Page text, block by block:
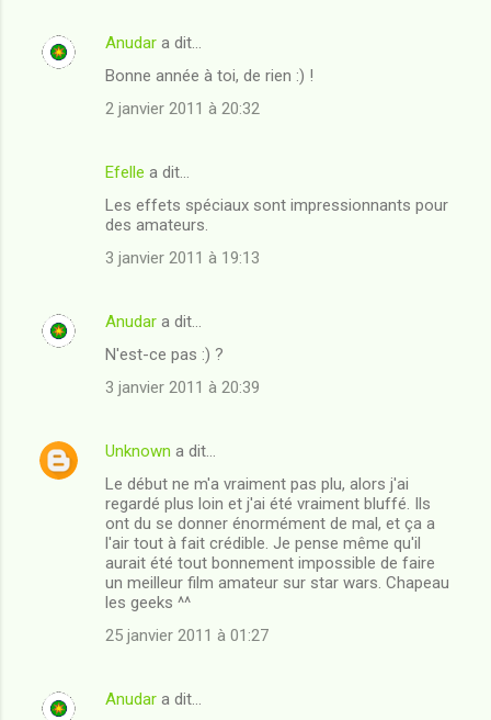
n
Anudar a dit…
Bonne année à toi, de rien :) !
2 janvier 2011 à 20:32
Efelle a dit…
Les effets spéciaux sont impressionnants pour
des amateurs.
3 janvier 2011 à 19:13
Anudar a dit…
N'est-ce pas :) ?
3 janvier 2011 à 20:39
Unknown a dit…
Le début ne m'a vraiment pas plu, alors j'ai
regardé plus loin et j'ai été vraiment bluffé. Ils
ont du se donner énormément de mal, et ça a
l'air tout à fait crédible. Je pense même qu'il
aurait été tout bonnement impossible de faire
un meilleur film amateur sur star wars. Chapeau
les geeks ^^
25 janvier 2011 à 01:27
Anudar a dit…